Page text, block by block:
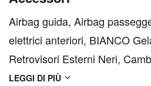
ufficiale: Renault, Renault
Airbag guida, Airbag
elettrici anteriori, BIANCO
Retrovisori Esterni Neri,
centralizzata, Climatizzatore
LEGGI DI PIÙ